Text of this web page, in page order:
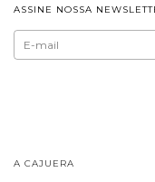
ASSINE NOSSA
A CAJUERA